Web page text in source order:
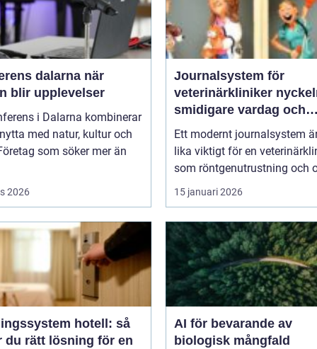
dalarna när
blir upplevelser
i Dalarna kombinerar
med natur, kultur och
som söker mer än
2026
Journalsystem för
veterinärkliniker nyckeln till
smidigare vardag och
säkrare vård
Ett modernt journalsystem
lika viktigt för en
som röntgenutrustning och
15 januari 2026
hotell: så
du rätt lösning för en
AI för bevarande av
biologisk mångfald